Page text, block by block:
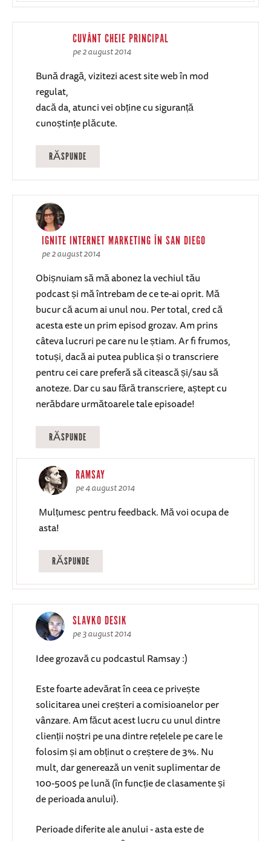
CUVÂNT CHEIE PRINCIPAL
pe 2 august 2014
Bună dragă, vizitezi acest site web în mod
regulat,
dacă da, atunci vei obține cu siguranță
cunoștințe plăcute.
RĂSPUNDE
IGNITE INTERNET MARKETING ÎN SAN DIEGO
pe 2 august 2014
Obișnuiam să mă abonez la vechiul tău
podcast și mă întrebam de ce te-ai oprit. Mă
bucur că acum ai unul nou. Per total, cred că
acesta este un prim episod grozav. Am prins
câteva lucruri pe care nu le știam. Ar fi frumos,
totuși, dacă ai putea publica și o transcriere
pentru cei care preferă să citească și/sau să
anoteze. Dar cu sau fără transcriere, aștept cu
nerăbdare următoarele tale episoade!
RĂSPUNDE
RAMSAY
pe 4 august 2014
Mulțumesc pentru feedback. Mă voi ocupa de
asta!
RĂSPUNDE
SLAVKO DESIK
pe 3 august 2014
Idee grozavă cu podcastul Ramsay :)
Este foarte adevărat în ceea ce privește
solicitarea unei creșteri a comisioanelor per
vânzare. Am făcut acest lucru cu unul dintre
clienții noștri pe una dintre rețelele pe care le
folosim și am obținut o creștere de 3%. Nu
mult, dar generează un venit suplimentar de
100-500$ pe lună (în funcție de clasamente și
de perioada anului).
Perioade diferite ale anului - asta este de